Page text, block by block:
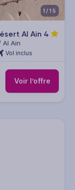
1/15
Al Ain 4
Al Ain
Vol inclus
Voir l’offre